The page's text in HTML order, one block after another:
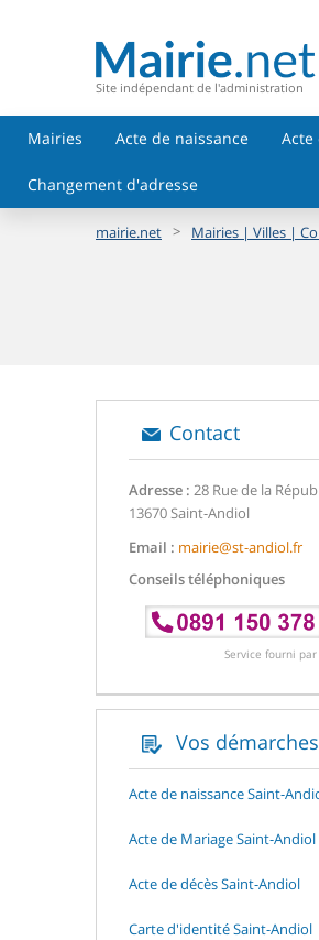
Site indépendant de l'administration
Mairies Acte de naissance Acte
Changement d'adresse
mairie.net > Mairies | Villes |
Contact
Adresse : 28 Rue de la
13670 Saint-Andiol
Email : mairie@st-andiol.fr
Conseils téléphoniques
Service fourni
Vos
Acte de naissance Saint-
Acte de Mariage Saint-Andiol
Acte de décès Saint-Andiol
Carte d'identité Saint-Andiol